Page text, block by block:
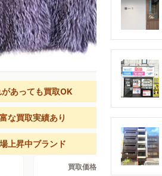
あっても買取OK
な買取実績あり
上昇中ブランド
買取価格上昇率